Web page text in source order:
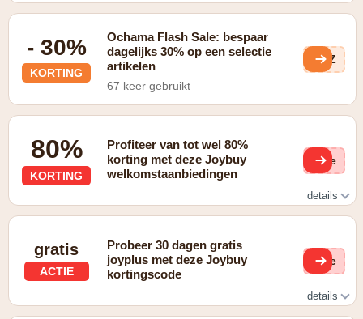
- 30%
KORTING
Ochama Flash Sale: bespaar
dagelijks 30% op een selectie
artikelen
67 keer gebruikt
JyZ
80%
KORTING
Profiteer van tot wel 80%
korting met deze Joybuy
welkomstaanbiedingen
(ge
details
gratis
ACTIE
Probeer 30 dagen gratis
joyplus met deze Joybuy
kortingscode
(ge
details